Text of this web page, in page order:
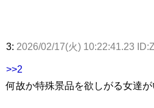
3: 2026/02/17(火) 10:22:41.23
>>2
何故か特殊景品を欲しがる女達